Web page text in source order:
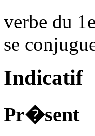
verbe du
se
Indicatif
Pr�sent